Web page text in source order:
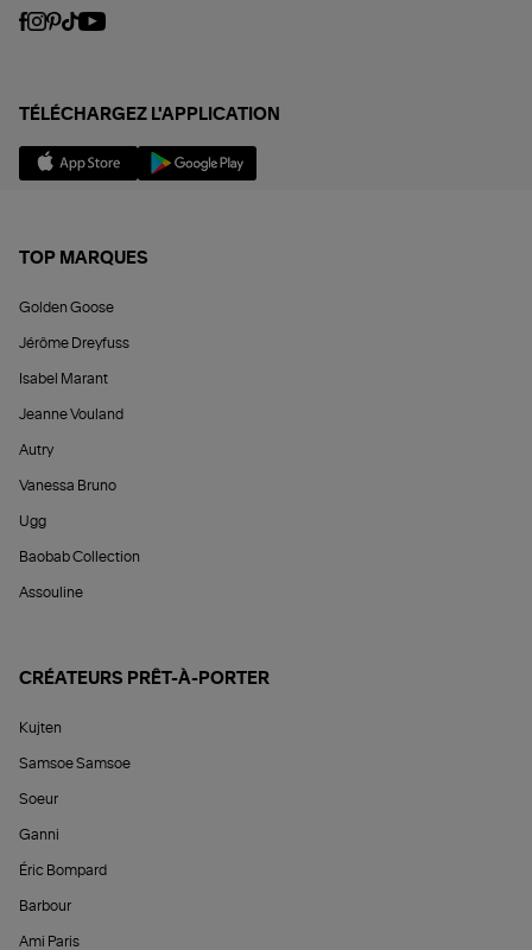
TÉLÉCHARGEZ L'APPLICATION
TOP MARQUES
Golden Goose
Jérôme Dreyfuss
Isabel Marant
Jeanne Vouland
Autry
Vanessa Bruno
Ugg
Baobab Collection
Assouline
CRÉATEURS PRÊT-À-PORTER
Kujten
Samsoe Samsoe
Soeur
Ganni
Éric Bompard
Barbour
Ami Paris